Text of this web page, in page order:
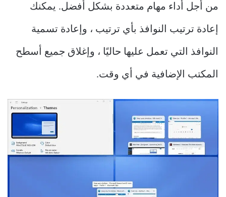
من أجل أداء مهام متعددة بشكل أفضل. يمكنك
إعادة ترتيب النوافذ بأي ترتيب ، وإعادة تسمية
النوافذ التي تعمل عليها حاليًا ، وإغلاق جميع أسطح
المكتب الإضافية في أي وقت.